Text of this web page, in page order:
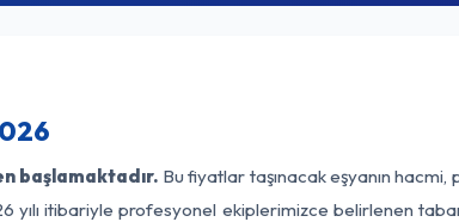
başlamaktadır. Bu fiyatlar taşınacak eşyanın
itibariyle profesyonel ekiplerimizce belirlenen